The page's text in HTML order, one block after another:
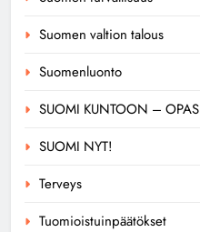
Suomen valtion talous
Suomenluonto
SUOMI KUNTOON – OPAS
SUOMI NYT!
Terveys
Tuomioistuinpäätökset